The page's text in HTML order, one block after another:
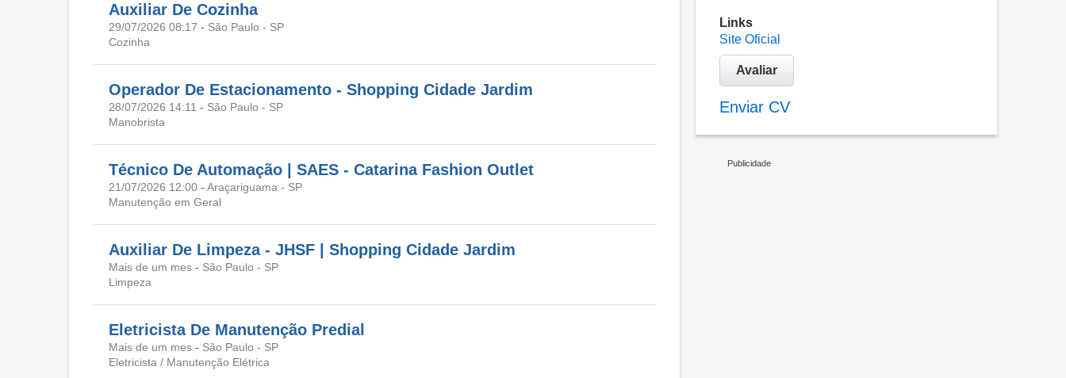
Auxiliar De Cozinha
29/07/2026 08:17 - São Paulo - SP
Cozinha
Operador De Estacionamento - Shopping Cidade Jardim
28/07/2026 14:11 - São Paulo - SP
Manobrista
Técnico De Automação | SAES - Catarina Fashion Outlet
21/07/2026 12:00 - Araçariguama - SP
Manutenção em Geral
Auxiliar De Limpeza - JHSF | Shopping Cidade Jardim
Mais de um mes - São Paulo - SP
Limpeza
Eletricista De Manutenção Predial
Mais de um mes - São Paulo - SP
Eletricista / Manutenção Elétrica
Links
Site Oficial
Avaliar
Enviar CV